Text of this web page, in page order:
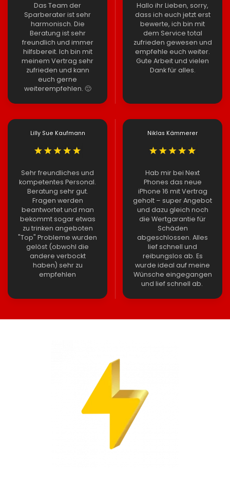
Das Team der
Sparberater ist sehr
harmonisch. Die
Beratung ist sehr
freundlich und immer
hilfsbereit. Ich bin mit
meinem Vertrag sehr
zufrieden und kann
euch gerne
weiterempfehlen. 🙂
Hallo ihr Lieben, sorry,
dass ich euch jetzt erst
bewerte, ich bin mit
dem Service total
zufrieden gewesen und
empfehle euch weiter.
Gute Arbeit und vielen
Dank für alles.
Lilly Sue Kaufmann
Sehr freundliches und
kompetentes Personal.
Beratung sehr gut.
Fragen werden
beantwortet und man
bekommt sogar etwas
zu trinken angeboten
"Top" Probleme wurden
gelöst (obwohl die
andere verbockt
haben) sehr zu
empfehlen
Niklas Kämmerer
Hab mir bei Next
Phones das neue
iPhone 16 mit Vertrag
geholt – super Angebot
und dazu gleich noch
die Wertgarantie für
Schäden
abgeschlossen. Alles
lief schnell und
reibungslos ab. Es
wurde ideal auf meine
Wünsche eingegangen
und lief schnell ab.